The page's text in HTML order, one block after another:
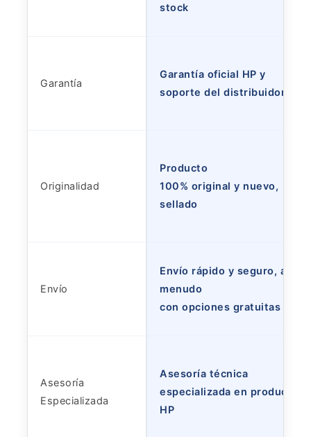
stock
Garantía
Garantía oficial HP y
soporte del distribuidor
Originalidad
Producto
100% original y nuevo,
sellado
Envío
Envío rápido y seguro, a
menudo
con opciones gratuitas
Asesoría
Especializada
Asesoría técnica
especializada en productos
HP